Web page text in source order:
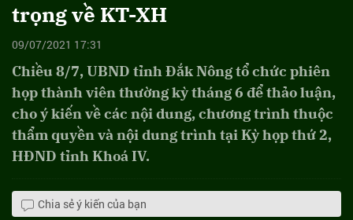
trọng về KT-XH
09/07/2021 17:31
Chiều 8/7, UBND tỉnh Đắk Nông tổ chức phiên
họp thành viên thường kỳ tháng 6 để thảo luận,
cho ý kiến về các nội dung, chương trình thuộc
thẩm quyền và nội dung trình tại Kỳ họp thứ 2,
HĐND tỉnh Khoá IV.
Chia sẻ ý kiến của bạn